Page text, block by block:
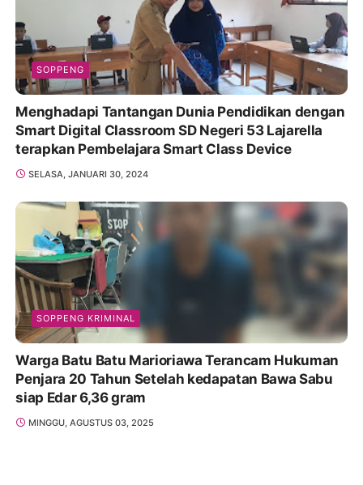
SOPPENG
Menghadapi Tantangan Dunia Pendidikan dengan
Smart Digital Classroom SD Negeri 53 Lajarella
terapkan Pembelajara Smart Class Device
SELASA, JANUARI 30, 2024
SOPPENG KRIMINAL
Warga Batu Batu Marioriawa Terancam Hukuman
Penjara 20 Tahun Setelah kedapatan Bawa Sabu
siap Edar 6,36 gram
MINGGU, AGUSTUS 03, 2025